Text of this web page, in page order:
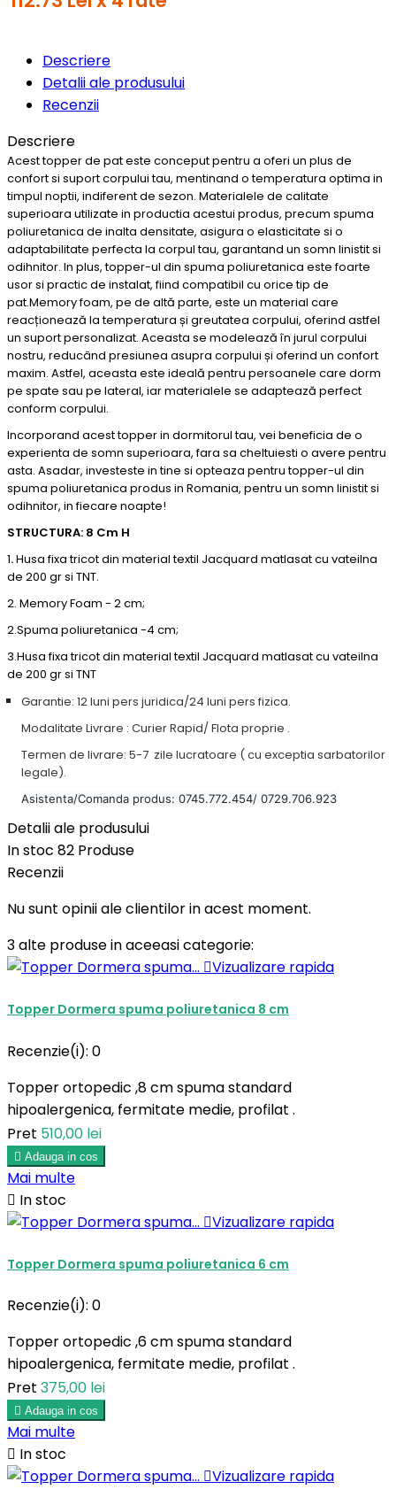
Descriere
Detalii ale produsului
Recenzii
Descriere
Acest topper de pat este conceput pentru a oferi un plus de
confort si suport corpului tau, mentinand o temperatura optima in
timpul noptii, indiferent de sezon. Materialele de calitate
superioara utilizate in productia acestui produs, precum spuma
poliuretanica de inalta densitate, asigura o elasticitate si o
adaptabilitate perfecta la corpul tau, garantand un somn linistit si
odihnitor. In plus, topper-ul din spuma poliuretanica este foarte
usor si practic de instalat, fiind compatibil cu orice tip de
pat.Memory foam, pe de altă parte, este un material care
reacționează la temperatura și greutatea corpului, oferind astfel
un suport personalizat. Aceasta se modelează în jurul corpului
nostru, reducând presiunea asupra corpului și oferind un confort
maxim. Astfel, aceasta este ideală pentru persoanele care dorm
pe spate sau pe lateral, iar materialele se adaptează perfect
conform corpului.
Incorporand acest topper in dormitorul tau, vei beneficia de o
experienta de somn superioara, fara sa cheltuiesti o avere pentru
asta. Asadar, investeste in tine si opteaza pentru topper-ul din
spuma poliuretanica produs in Romania, pentru un somn linistit si
odihnitor, in fiecare noapte!
STRUCTURA: 8 Cm H
1.Husa fixa tricot din material textil Jacquard matlasat cu vateilna
de 200 gr si TNT.
2. Memory Foam - 2 cm;
2.Spuma poliuretanica -4 cm;
3.Husa fixa tricot din material textil Jacquard matlasat cu vateilna
de 200 gr si TNT
Garantie: 12 luni pers juridica/24 luni pers fizica.
Modalitate Livrare : Curier Rapid/ Flota proprie .
Termen de livrare: 5-7 zile lucratoare ( cu exceptia sarbatorilor
legale).
Asistenta/Comanda produs: 0745.772.454/ 0729.706.923
Detalii ale produsului
In stoc 82 Produse
Recenzii
Nu sunt opinii ale clientilor in acest moment.
3 alte produse in aceeasi categorie:
Vizualizare rapida
Topper Dormera spuma poliuretanica 8 cm
Recenzie(i): 0
Topper ortopedic ,8 cm spuma standard
hipoalergenica, fermitate medie, profilat .
Pret 510,00 lei
 Adauga in cos
Mai multe
 In stoc
Vizualizare rapida
Topper Dormera spuma poliuretanica 6 cm
Recenzie(i): 0
Topper ortopedic ,6 cm spuma standard
hipoalergenica, fermitate medie, profilat .
Pret 375,00 lei
 Adauga in cos
Mai multe
 In stoc
Vizualizare rapida